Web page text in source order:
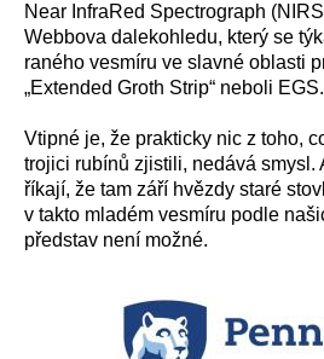
Near InfraRed Spectrograph
Webbova dalekohledu, který se
raného vesmíru ve slavné oblasti
„Extended Groth Strip“ neboli EGS.
Vtipné je, že prakticky nic z toho,
trojici rubínů zjistili, nedává smysl.
říkají, že tam září hvězdy staré
v takto mladém vesmíru podle
představ není možné.